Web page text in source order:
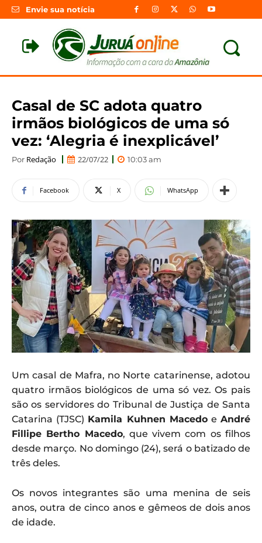
Envie sua notícia
Casal de SC adota quatro
irmãos biológicos de uma só
vez: ‘Alegria é inexplicável’
Por Redação 22/07/22 10:03 am
Facebook X WhatsApp
Um casal de Mafra, no Norte catarinense, adotou
quatro irmãos biológicos de uma só vez. Os pais
são os servidores do Tribunal de Justiça de Santa
Catarina (TJSC) Kamila Kuhnen MacedoeAndré
Fillipe Bertho Macedo, que vivem com os filhos
desde março. No domingo (24), será o batizado de
três deles.
Os novos integrantes são uma menina de seis
anos, outra de cinco anos e gêmeos de dois anos
de idade.